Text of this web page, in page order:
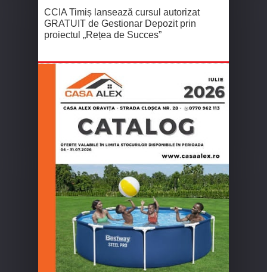
CCIA Timiș lansează cursul autorizat
GRATUIT de Gestionar Depozit prin
proiectul „Rețea de Succes”